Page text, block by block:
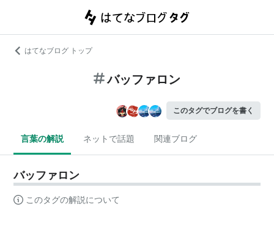
はてなブログ トップ
バッファロン
このタグでブログを書く
言葉の解説 ネットで話題 関連ブログ
バッファロン
このタグの解説について